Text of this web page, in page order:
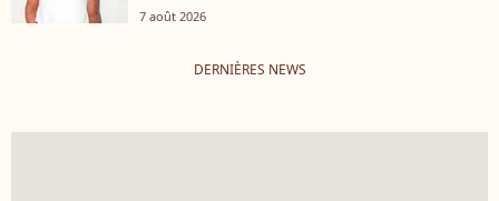
7 août 2026
DERNIÈRES NEWS